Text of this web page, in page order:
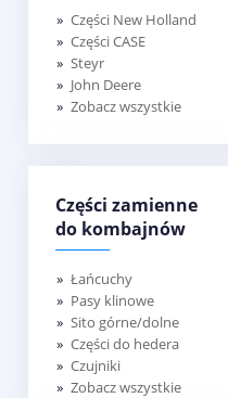
Części New Holland
Części CASE
Steyr
John Deere
Zobacz wszystkie
Części zamienne
do kombajnów
Łańcuchy
Pasy klinowe
Sito górne/dolne
Części do hedera
Czujniki
Zobacz wszystkie